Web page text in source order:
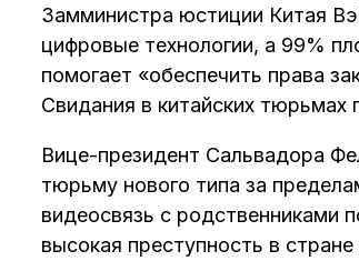
Замминистра юстиции Китая
цифровые технологии, а 99%
помогает «обеспечить права
Свидания в китайских
Вице-президент Сальвадора
тюрьму нового типа за
видеосвязь с родственниками
высокая преступность в